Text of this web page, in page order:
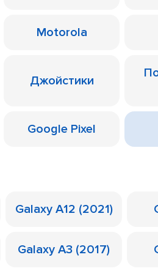
Motorola
Джойстики
Google Pixel
Galaxy A12 (2021)
Galaxy A3 (2017)